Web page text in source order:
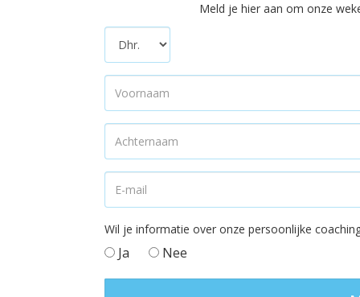
Meld je hier aan om onze
Wil je informatie over onze persoonlijke
Ja Nee